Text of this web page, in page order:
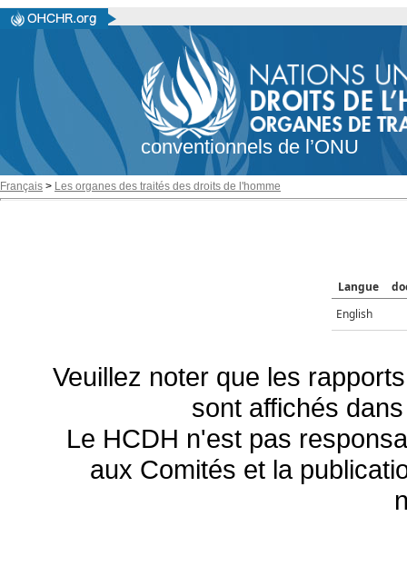
conventionnels de l’ONU
Français > Les organes des traités des droits de l'homme
Langue
English
Veuillez noter que les
sont affichés
Le HCDH n'est pas
aux Comités et la